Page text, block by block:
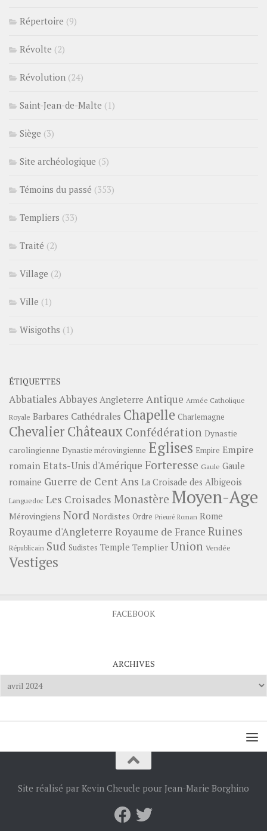
Répertoire (9)
Révolte (2)
Révolution (24)
Saint-Jean-de-Malte (1)
Siège (3)
Site archéologique (5)
Témoins du passé (353)
Templiers (33)
Traité (2)
Village (2)
Ville (1)
Wisigoths (1)
ÉTIQUETTES
AbbatialesAbbayes Angleterre Antique Armée Catholique
Royale Barbares Cathédrales Chapelle Charlemagne
ChevalierChâteauxConfédération Dynastie
carolingienne Dynastie mérovingienne Eglises Empire Empire
romainEtats-Unis d'Amérique Forteresse Gaule Gaule
romaine Guerre de Cent Ans La Croisade des Albigeois
Languedoc Les Croisades Monastère Moyen-Age
Mérovingiens Nord Nordistes Ordre Prieuré Roman Rome
Royaume d'Angleterre Royaume de France Ruines
Républicain Sud Sudistes Temple Templier Union Vendée
Vestiges
FACEBOOK
ARCHIVES
Archives
Site réalisé par Kevin Cheucle pour Jean-Marie Borghino